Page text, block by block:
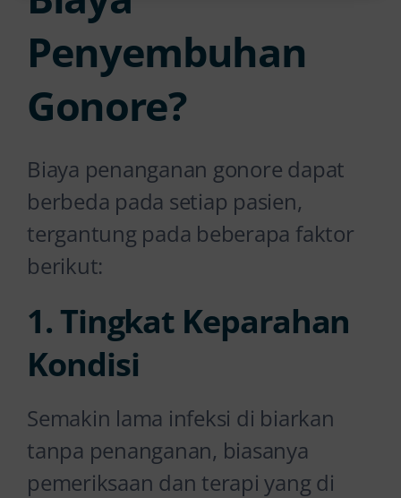
Penyembuhan
Gonore?
Biaya penanganan gonore dapat
berbeda pada setiap pasien,
tergantung pada beberapa faktor
berikut:
1. Tingkat Keparahan
Kondisi
Semakin lama infeksi di biarkan
tanpa penanganan, biasanya
pemeriksaan dan terapi yang di